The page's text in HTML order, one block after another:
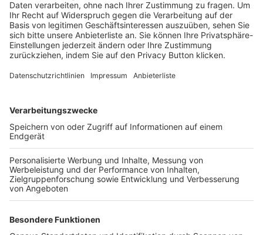
Trainerbörse
Login SpielPlus
FOLGE DEM BFV
TOP-VEREINE
TOP-PARTNER